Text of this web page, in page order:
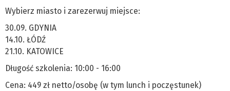
Wybierz miasto i zarezerwuj miejsce:
30.09. GDYNIA
14.10. ŁÓDŹ
21.10. KATOWICE
Długość szkolenia: 10:00 - 16:00
Cena: 449 zł netto/osobę (w tym lunch i poczęstunek)